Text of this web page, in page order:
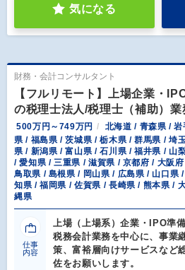
気になる
財務・会計コンサルタント
【フルリモート】上場企業・
の税理士法人/税理士（補助）業
500万円～749万円
北海道 / 青森県 /
県 / 福島県 / 茨城県 / 栃木県 / 群馬県 / 埼
県 / 新潟県 / 富山県 / 石川県 / 福井県 / 山
/ 愛知県 / 三重県 / 滋賀県 / 京都府 / 大阪
鳥取県 / 島根県 / 岡山県 / 広島県 / 山口県
知県 / 福岡県 / 佐賀県 / 長崎県 / 熊本県 /
縄県
仕事
内容
上場（上場系）企業・IPO準
税務会計業務を中心に、事業
策、富裕層向けサービスなど
佐をお願いします。